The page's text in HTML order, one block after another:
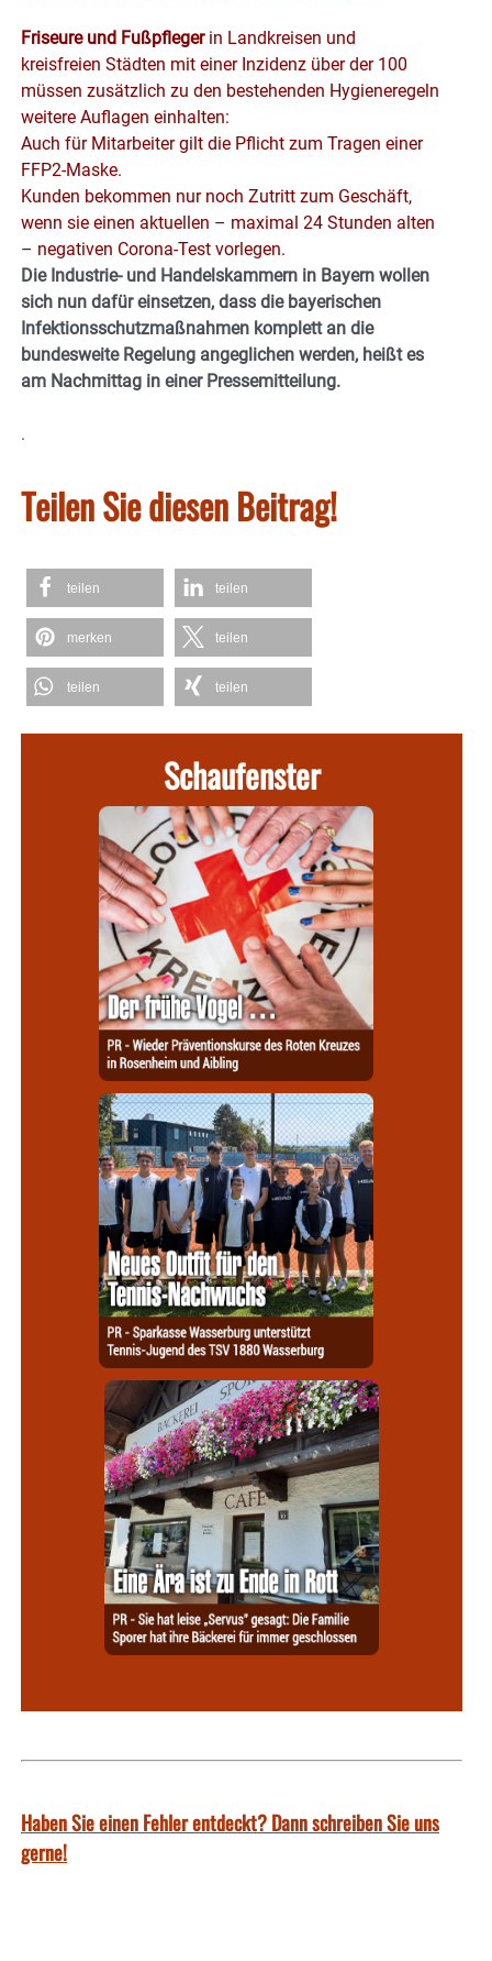
Friseure und Fußpflegerin Landkreisen und
kreisfreien Städten mit einer Inzidenz über der 100
müssen zusätzlich zu den bestehenden Hygieneregeln
weitere Auflagen einhalten:
Auch für Mitarbeiter gilt die Pflicht zum Tragen einer
FFP2-Maske.
Kunden bekommen nur noch Zutritt zum Geschäft,
wenn sie einen aktuellen – maximal 24 Stunden alten
– negativen Corona-Test vorlegen.
Die Industrie- und Handelskammern in Bayern wollen
sich nun dafür einsetzen, dass die bayerischen
Infektionsschutzmaßnahmen komplett an die
bundesweite Regelung angeglichen werden, heißt es
am Nachmittag in einer Pressemitteilung.
.
Teilen Sie diesen Beitrag!
teilen teilen
merken teilen
teilen teilen
Schaufenster
Haben Sie einen Fehler entdeckt? Dann schreiben Sie uns
gerne!